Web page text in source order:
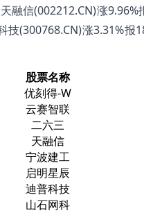
融信(002212.CN)涨
(300768.CN)涨3.31%
股票名称
优刻得-W
云赛智联
二六三
天融信
宁波建工
启明星辰
迪普科技
山石网科